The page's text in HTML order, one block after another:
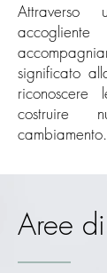
Attraverso
significato
costruire
cambiamento.
Aree